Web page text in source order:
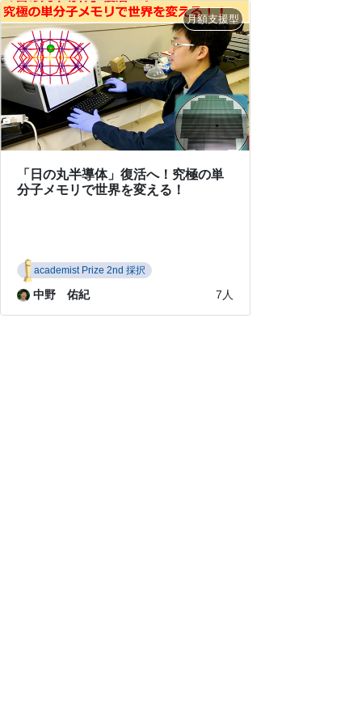
「日の丸半導体」復活へ！究極の単
分子メモリで世界を変える！
academist Prize 2nd 採択
中野 佑紀 7人